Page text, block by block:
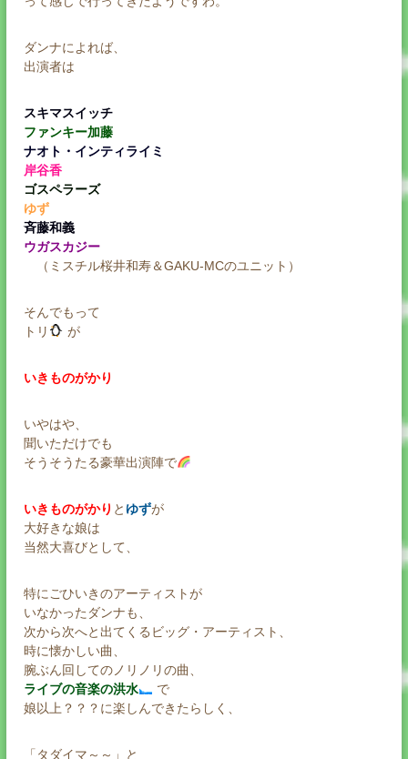
ダンナによれば、
出演者は
スキマスイッチ
ファンキー加藤
ナオト・インティライミ
岸谷香
ゴスペラーズ
ゆず
斉藤和義
ウガスカジー
（ミスチル桜井和寿＆GAKU-MCのユニット）
そんでもって
トリ
が
いきものがかり
いやはや、
聞いただけでも
そうそうたる豪華出演陣で
いきものがかり と ゆずが
大好きな娘は
当然大喜びとして、
特にごひいきのアーティストが
いなかったダンナも、
次から次へと出てくるビッグ・アーティスト、
時に懐かしい曲、
腕ぶん回してのノリノリの曲、
ライブの音楽の洪水
で
娘以上？？？に楽しんできたらしく、
「タダイマ～～」と